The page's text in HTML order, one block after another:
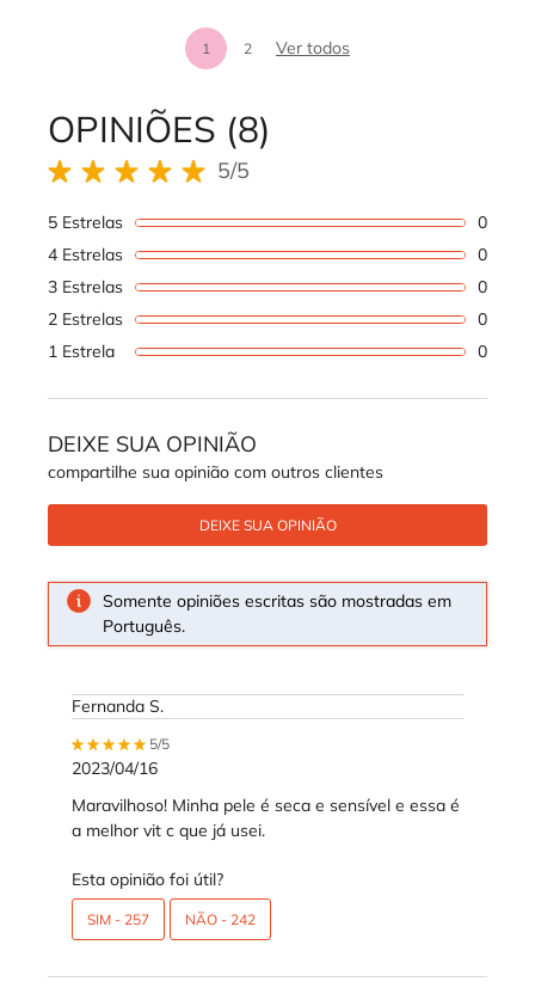
Page 1 of 2. Current page
1 2 Ver todos
REVIEWS DOS PRODUTOS
OPINIÕES (8)
5 out of 5 stars. 5/5
5 Estrelas 0
4 Estrelas
0
3 Estrelas
0
2 Estrelas
0
1 Estrela
0
DEIXE SUA OPINIÃO
compartilhe sua opinião com outros clientes
DEIXE SUA OPINIÃO
Somente opiniões escritas são mostradas em
Português.
Fernanda S.
5 out of 5 stars.
5/5
2023/04/16
Maravilhoso! Minha pele é seca e sensível e essa é
a melhor vit c que já usei.
Esta opinião foi útil?
SIM - 257 NÃO - 242